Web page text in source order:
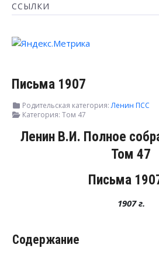
ССЫЛКИ
Письма 1907
Родительская категория:Ленин ПСС
Категория: Том 47
Ленин В.И. Полное
Том 47
Письма
1907 г.
Содержание